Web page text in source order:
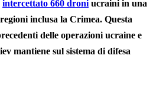
intercettato 660 droni ucraini in una
inclusa la Crimea. Questa
delle operazioni ucraine e
mantiene sul sistema di difesa